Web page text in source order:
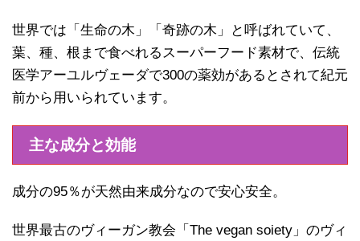
世界では「生命の木」「奇跡の木」と呼ばれていて、
葉、種、根まで食べれるスーパーフード素材で、伝統
医学アーユルヴェーダで300の薬効があるとされて紀元
前から用いられています。
主な成分と効能
成分の95％が天然由来成分なので安心安全。
世界最古のヴィーガン教会「The vegan soiety」のヴィ